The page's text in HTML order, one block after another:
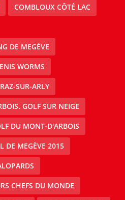
COMBLOUX CÔTÉ LAC
DE MEGÈVE
WORMS
SUR-ARLY
GOLF SUR NEIGE
DU MONT-D'ARBOIS
DE MEGÈVE 2015
CHEFS DU MONDE